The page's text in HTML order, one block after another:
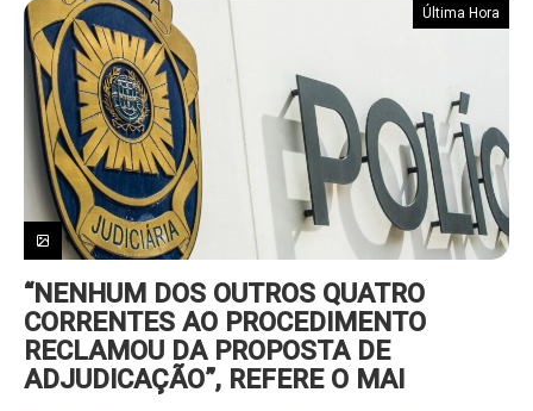
Última Hora
“NENHUM DOS OUTROS QUATRO
CORRENTES AO PROCEDIMENTO
RECLAMOU DA PROPOSTA DE
ADJUDICAÇÃO”, REFERE O MAI